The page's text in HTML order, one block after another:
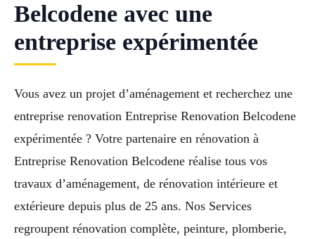
Belcodene avec une
entreprise expérimentée
Vous avez un projet d’aménagement et recherchez une
entreprise renovation Entreprise Renovation Belcodene
expérimentée ? Votre partenaire en rénovation à
Entreprise Renovation Belcodene réalise tous vos
travaux d’aménagement, de rénovation intérieure et
extérieure depuis plus de 25 ans. Nos Services
regroupent rénovation complète, peinture, plomberie,